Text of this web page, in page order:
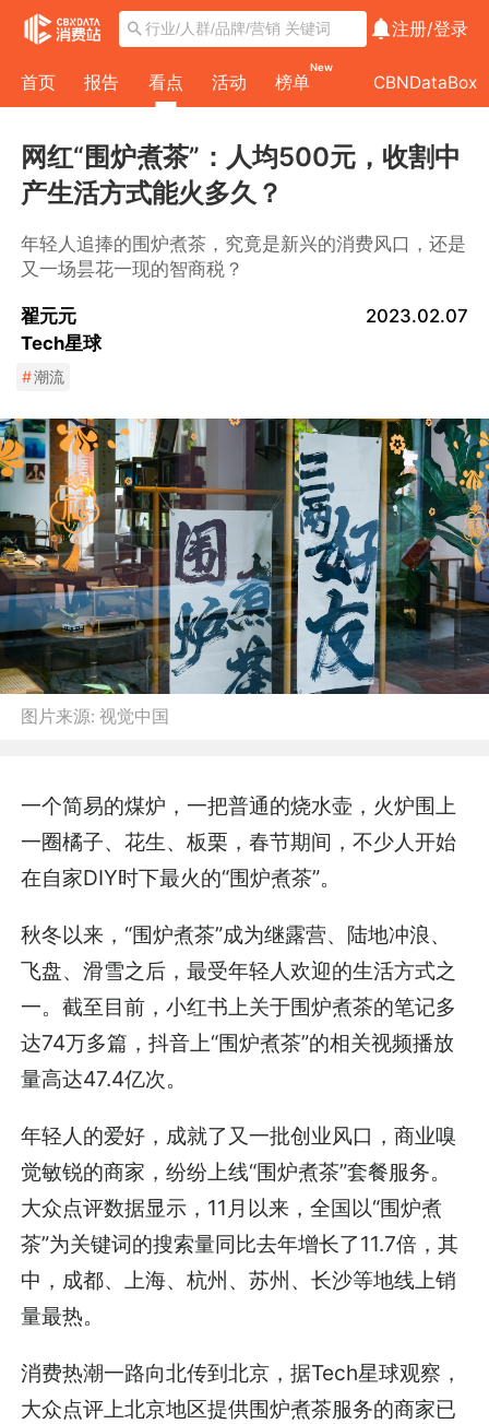
注册/登录
首页 报告 看点 活动 榜单
New
CBNDataBox
网红“围炉煮茶”：人均500元，收割中
产生活方式能火多久？
年轻人追捧的围炉煮茶，究竟是新兴的消费风口，还是
又一场昙花一现的智商税？
翟元元
Tech星球
2023.02.07
#潮流
图片来源:视觉中国
一个简易的煤炉，一把普通的烧水壶，火炉围上
一圈橘子、花生、板栗，春节期间，不少人开始
在自家DIY时下最火的“围炉煮茶”。
秋冬以来，“围炉煮茶”成为继露营、陆地冲浪、
飞盘、滑雪之后，最受年轻人欢迎的生活方式之
一。截至目前，小红书上关于围炉煮茶的笔记多
达74万多篇，抖音上“围炉煮茶”的相关视频播放
量高达47.4亿次。
年轻人的爱好，成就了又一批创业风口，商业嗅
觉敏锐的商家，纷纷上线“围炉煮茶”套餐服务。
大众点评数据显示，11月以来，全国以“围炉煮
茶”为关键词的搜索量同比去年增长了11.7倍，其
中，成都、上海、杭州、苏州、长沙等地线上销
量最热。
消费热潮一路向北传到北京，据Tech星球观察，
大众点评上北京地区提供围炉煮茶服务的商家已